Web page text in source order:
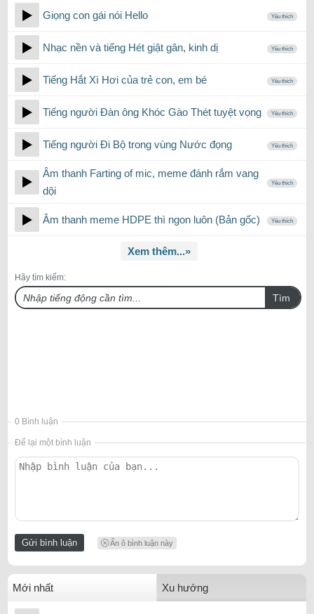
Giọng con gái nói Hello Yêu thích
Nhạc nền và tiếng Hét giật gân, kinh dị Yêu thích
Tiếng Hắt Xì Hơi của trẻ con, em bé Yêu thích
Tiếng người Đàn ông Khóc Gào Thét tuyệt vọng Yêu thích
Tiếng người Đi Bộ trong vùng Nước đọng Yêu thích
Âm thanh Farting of mic, meme đánh rắm vang
dội
Yêu thích
Âm thanh meme HDPE thì ngon luôn (Bản gốc) Yêu thích
Xem thêm...»
Hãy tìm kiếm:
Tìm
0 Bình luận
Để lại một bình luận
Ẩn ô bình luận này
Mới nhất Xu hướng